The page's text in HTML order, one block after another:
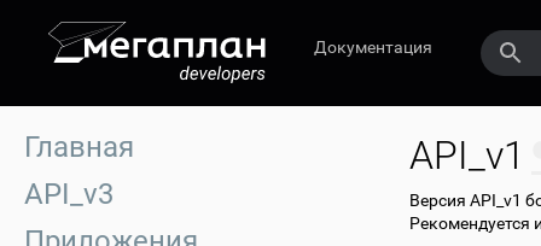
Документация
Главная
API_v3
API_v1
Версия API_v1
Рекомендуется